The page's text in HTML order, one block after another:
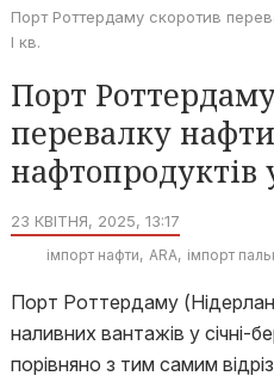
Порт Роттердаму скоротив
І кв.
Порт
перевалку
нафтопродуктів
23 КВІТНЯ, 2025, 13:17
імпорт нафти ARA імпорт
Порт Роттердаму
наливних вантажів у січні-
порівняно з тим самим